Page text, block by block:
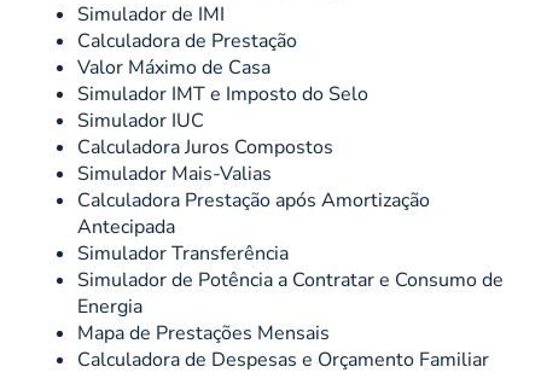
Simulador de IMI
Calculadora de Prestação
Valor Máximo de Casa
Simulador IMT e Imposto do Selo
Simulador IUC
Calculadora Juros Compostos
Simulador Mais-Valias
Calculadora Prestação após Amortização
Antecipada
Simulador Transferência
Simulador de Potência a Contratar e Consumo de
Energia
Mapa de Prestações Mensais
Calculadora de Despesas e Orçamento Familiar